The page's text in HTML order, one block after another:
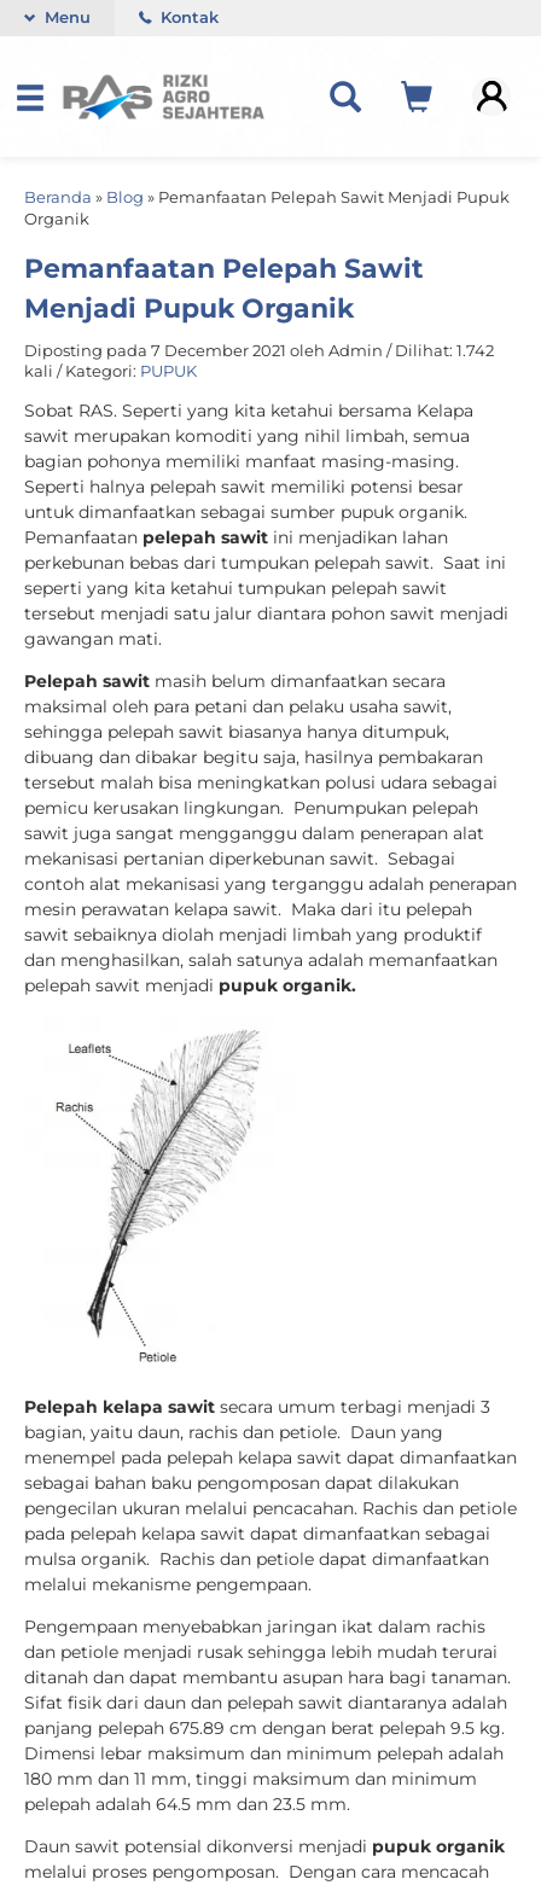
Menu Kontak
Beranda » Blog » Pemanfaatan Pelepah Sawit Menjadi Pupuk
Organik
Pemanfaatan Pelepah Sawit
Menjadi Pupuk Organik
Diposting pada 7 December 2021 oleh Admin / Dilihat: 1.742
kali / Kategori: PUPUK
Sobat RAS. Seperti yang kita ketahui bersama Kelapa
sawit merupakan komoditi yang nihil limbah, semua
bagian pohonya memiliki manfaat masing-masing.
Seperti halnya pelepah sawit memiliki potensi besar
untuk dimanfaatkan sebagai sumber pupuk organik.
Pemanfaatan pelepah sawit ini menjadikan lahan
perkebunan bebas dari tumpukan pelepah sawit. Saat ini
seperti yang kita ketahui tumpukan pelepah sawit
tersebut menjadi satu jalur diantara pohon sawit menjadi
gawangan mati.
Pelepah sawit masih belum dimanfaatkan secara
maksimal oleh para petani dan pelaku usaha sawit,
sehingga pelepah sawit biasanya hanya ditumpuk,
dibuang dan dibakar begitu saja, hasilnya pembakaran
tersebut malah bisa meningkatkan polusi udara sebagai
pemicu kerusakan lingkungan. Penumpukan pelepah
sawit juga sangat mengganggu dalam penerapan alat
mekanisasi pertanian diperkebunan sawit. Sebagai
contoh alat mekanisasi yang terganggu adalah penerapan
mesin perawatan kelapa sawit. Maka dari itu pelepah
sawit sebaiknya diolah menjadi limbah yang produktif
dan menghasilkan, salah satunya adalah memanfaatkan
pelepah sawit menjadi pupuk organik.
Pelepah kelapa sawit secara umum terbagi menjadi 3
bagian, yaitu daun, rachis dan petiole. Daun yang
menempel pada pelepah kelapa sawit dapat dimanfaatkan
sebagai bahan baku pengomposan dapat dilakukan
pengecilan ukuran melalui pencacahan. Rachis dan petiole
pada pelepah kelapa sawit dapat dimanfaatkan sebagai
mulsa organik. Rachis dan petiole dapat dimanfaatkan
melalui mekanisme pengempaan.
Pengempaan menyebabkan jaringan ikat dalam rachis
dan petiole menjadi rusak sehingga lebih mudah terurai
ditanah dan dapat membantu asupan hara bagi tanaman.
Sifat fisik dari daun dan pelepah sawit diantaranya adalah
panjang pelepah 675.89 cm dengan berat pelepah 9.5 kg.
Dimensi lebar maksimum dan minimum pelepah adalah
180 mm dan 11 mm, tinggi maksimum dan minimum
pelepah adalah 64.5 mm dan 23.5 mm.
Daun sawit potensial dikonversi menjadi pupuk organik
melalui proses pengomposan. Dengan cara mencacah